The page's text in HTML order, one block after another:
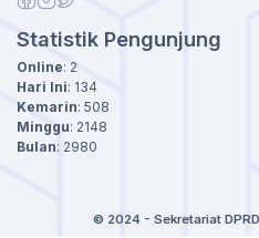
Statistik Pengunjung
Online: 2
Hari Ini: 134
Kemarin: 508
Minggu: 2148
Bulan: 2980
© 2024 - Sekretariat